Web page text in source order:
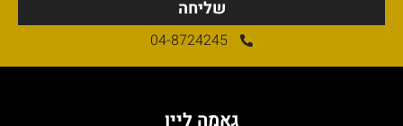
שליחה
04-8724245
גאמה ליין